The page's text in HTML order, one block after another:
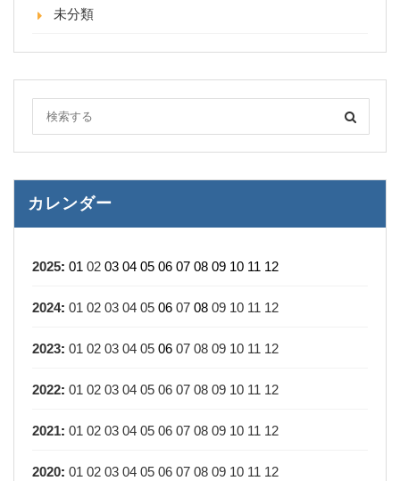
未分類
カレンダー
2025: 01 02 03 04 05 06 07 08 09 10 11 12
2024: 01 02 03 04 05 06 07 08 09 10 11 12
2023: 01 02 03 04 05 06 07 08 09 10 11 12
2022: 01 02 03 04 05 06 07 08 09 10 11 12
2021: 01 02 03 04 05 06 07 08 09 10 11 12
2020: 01 02 03 04 05 06 07 08 09 10 11 12